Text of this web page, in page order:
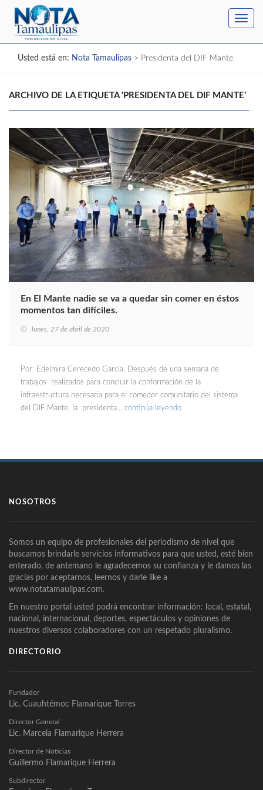
Usted está en: Nota Tamaulipas > Presidenta del DIF Mante
ARCHIVO DE LA ETIQUETA ‘PRESIDENTA DEL DIF MANTE’
En El Mante nadie se va a quedar sin comer en éstos
momentos tan difíciles.
lunes, 27 de abril de 2020
Por: Edelmira Cerecedo García. Después de una semana de
trabajos realizados para concluir la conformación de la
infraestructura necesaria para el comedor comunitario del sistema
del DIF Mante, la presidenta… continúa leyendo
NOSOTROS
Somos un equipo de profesionales del periodismo de nivel que
buscamos brindarle servicios informativos para que usted, esté bien
enterado, de antemano le agradecemos su confianza y le damos las
gracias por aceptarnos, leernos y darle like a
www.notatamaulipas.com.
En nuestro portal usted podrá encontrar información: local, estatal,
nacional, internacional, deportes, espectáculos y opiniones de
nuestros diversos colaboradores con un respetado pluralismo.
DIRECTORIO
Fundador
Lic. Cuauhtémoc Flamarique Torres
Director General
Lic. Marcela Flamarique Herrera
Director de Noticias
Guillermo Flamarique Herrera
Subdirector